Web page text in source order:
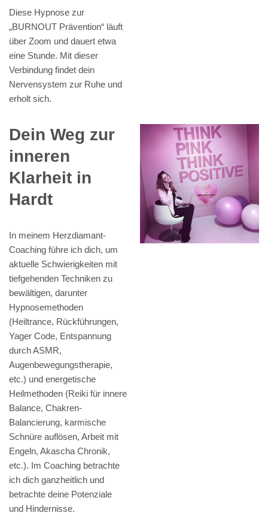
Diese Hypnose zur
„BURNOUT Prävention“ läuft
über Zoom und dauert etwa
eine Stunde. Mit dieser
Verbindung findet dein
Nervensystem zur Ruhe und
erholt sich.
Dein Weg zur
inneren
Klarheit in
Hardt
In meinem Herzdiamant-
Coaching führe ich dich, um
aktuelle Schwierigkeiten mit
tiefgehenden Techniken zu
bewältigen, darunter
Hypnosemethoden
(Heiltrance, Rückführungen,
Yager Code, Entspannung
durch ASMR,
Augenbewegungstherapie,
etc.) und energetische
Heilmethoden (Reiki für innere
Balance, Chakren-
Balancierung, karmische
Schnüre auflösen, Arbeit mit
Engeln, Akascha Chronik,
etc.). Im Coaching betrachte
ich dich ganzheitlich und
betrachte deine Potenziale
und Hindernisse.